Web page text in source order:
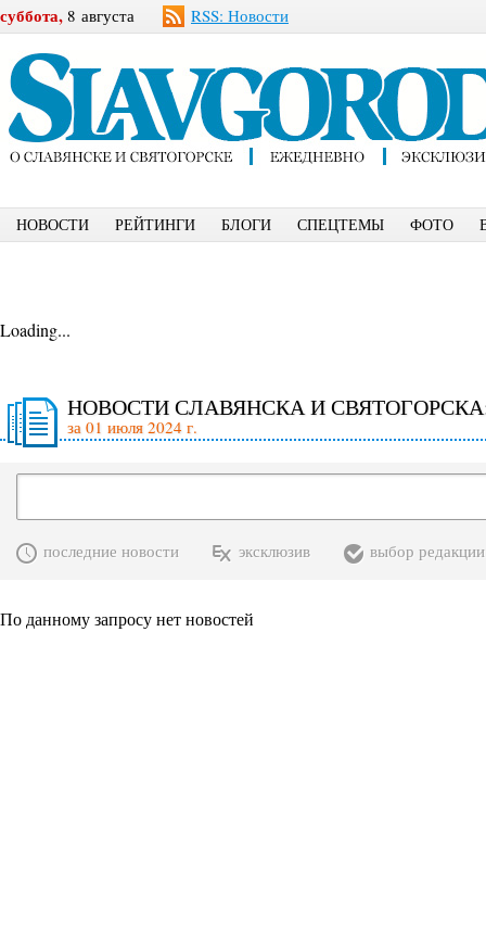
суббота, 8 августа RSS: Новости
НОВОСТИ РЕЙТИНГИ БЛОГИ СПЕЦТЕМЫ ФОТО
Loading...
НОВОСТИ СЛАВЯНСКА И
за 01 июля 2024 г.
последние новости эксклюзив выбор редакции
По данному запросу нет новостей